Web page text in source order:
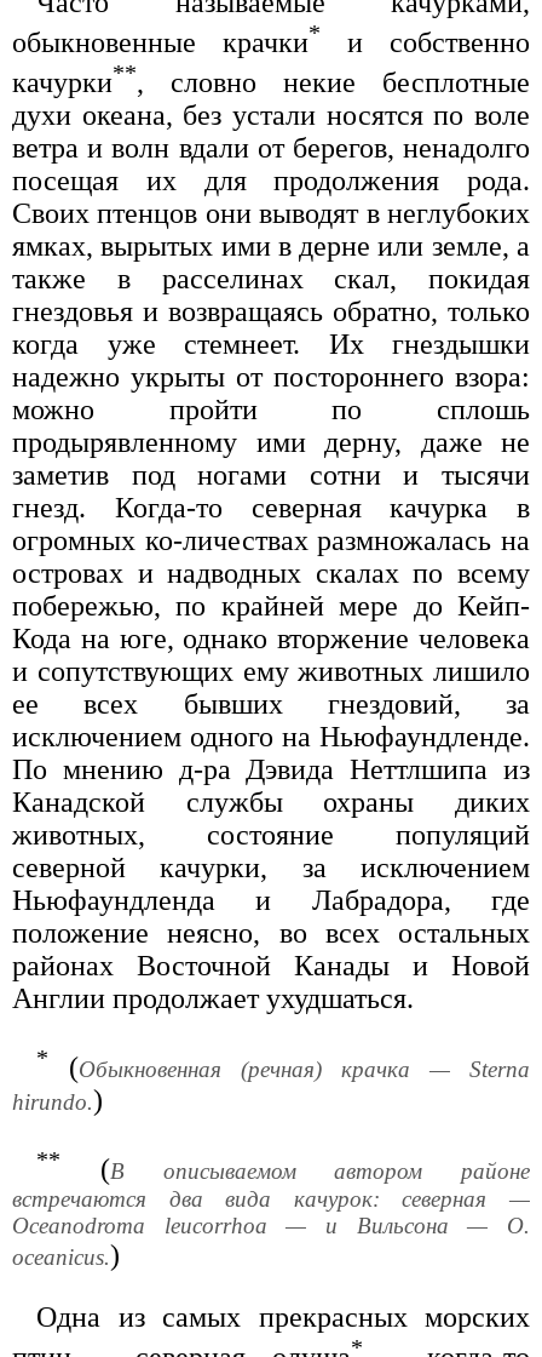
обыкновенные крачки*
и собственно
качурки**, словно некие бесплотные
духи океана, без устали носятся по воле
ветра и волн вдали от берегов, ненадолго
посещая их для продолжения рода.
Своих птенцов они выводят в неглубоких
ямках, вырытых ими в дерне или земле, а
также в расселинах скал, покидая
гнездовья и возвращаясь обратно, только
когда уже стемнеет. Их гнездышки
надежно укрыты от постороннего взора:
можно пройти по сплошь
продырявленному ими дерну, даже не
заметив под ногами сотни и тысячи
гнезд. Когда-то северная качурка в
огромных ко-личествах размножалась на
островах и надводных скалах по всему
побережью, по крайней мере до Кейп-
Кода на юге, однако вторжение человека
и сопутствующих ему животных лишило
ее всех бывших гнездовий, за
исключением одного на Ньюфаундленде.
По мнению д-ра Дэвида Неттлшипа из
Канадской службы охраны диких
животных, состояние популяций
северной качурки, за исключением
Ньюфаундленда и Лабрадора, где
положение неясно, во всех остальных
районах Восточной Канады и Новой
Англии продолжает ухудшаться.
* (Обыкновенная (речная) крачка — Sterna
hirundo.)
** (В описываемом автором районе
встречаются два вида качурок: северная —
Oceanodroma leucorrhoa — и Вильсона — О.
oceanicus.)
Одна из самых прекрасных морских
*